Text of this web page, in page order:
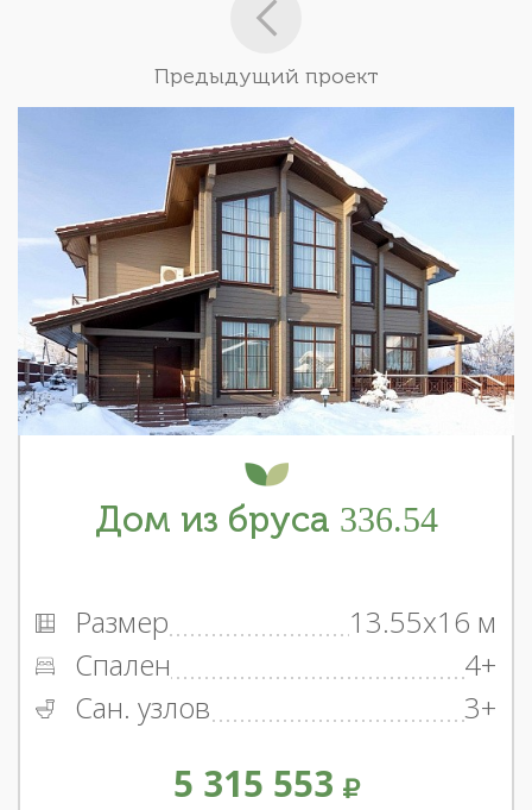
Предыдущий проект
Дом из бруса 336.54
Размер
13.55x16 м
Спален
4+
Сан. узлов
3+
5 315 553